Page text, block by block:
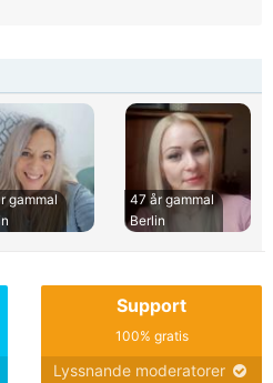
gammal
47 år gammal
Berlin
Support
100% gratis
Lyssnande moderatorer